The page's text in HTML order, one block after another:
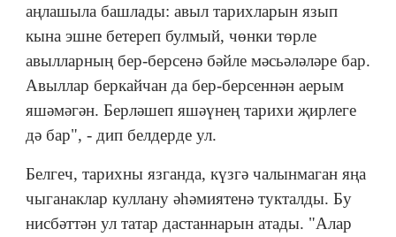
аңлашыла башлады: авыл тарихларын язып
кына эшне бетереп булмый, чөнки төрле
авылларның бер-берсенә бәйле мәсьәләләре бар.
Авыллар беркайчан да бер-берсеннән аерым
яшәмәгән. Берләшеп яшәүнең тарихи җирлеге
дә бар", - дип белдерде ул.
Белгеч, тарихны язганда, күзгә чалынмаган яңа
чыганаклар куллану әһәмиятенә тукталды. Бу
нисбәттән ул татар дастаннарын атады. "Алар